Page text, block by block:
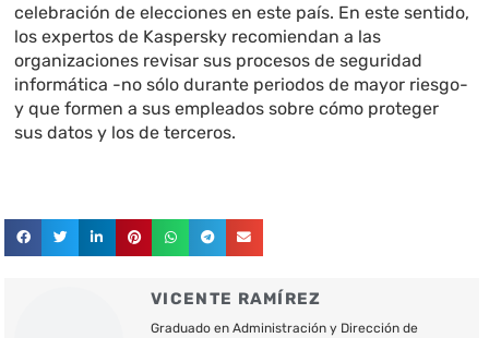
celebración de elecciones en este país. En este sentido,
los expertos de Kaspersky recomiendan a las
organizaciones revisar sus procesos de seguridad
informática -no sólo durante periodos de mayor riesgo-
y que formen a sus empleados sobre cómo proteger
sus datos y los de terceros.
VICENTE RAMÍREZ
Graduado en Administración y Dirección de